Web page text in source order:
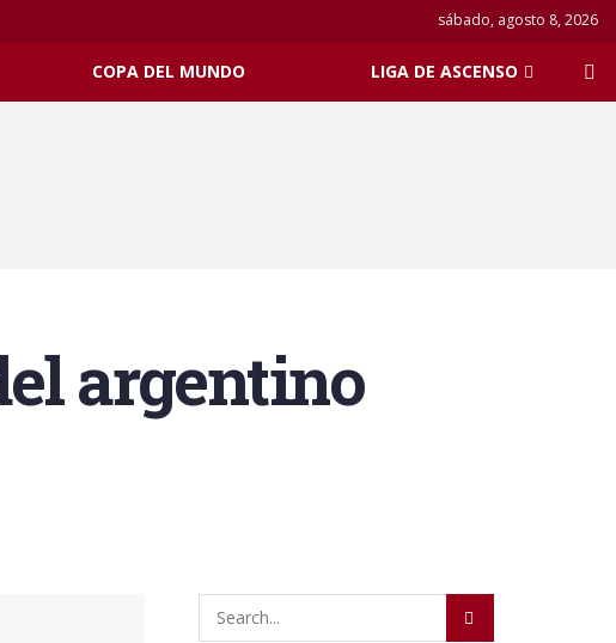
sábado, agosto 8, 2026
COPA DEL MUNDO LIGA DE ASCENSO
argentino